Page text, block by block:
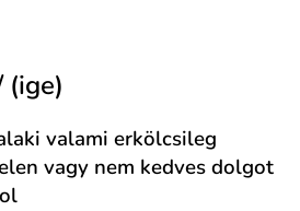
(ige)
valami erkölcsileg
vagy nem kedves dolgot